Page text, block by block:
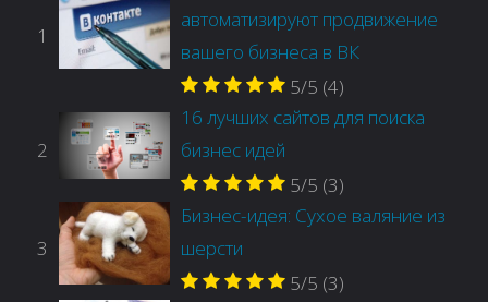
1
автоматизируют продвижение
вашего бизнеса в ВК
5/5 (4)
2
16 лучших сайтов для поиска
бизнес идей
5/5 (3)
3
Бизнес-идея: Сухое валяние из
шерсти
5/5 (3)